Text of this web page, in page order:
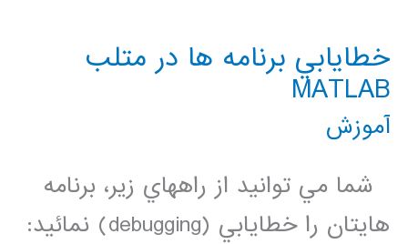
ها
در
نرم
افزار
متلب
خطايابي برنامه ها در متلب
MATLAB
آموزش
شما مي توانيد از راههاي زير، برنامه
هايتان را خطايابي (debugging) نمائيد: